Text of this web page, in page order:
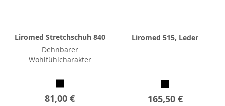
Liromed Stretchschuh 840
Dehnbarer
Wohlfühlcharakter
81,00 €
Liromed 515, Leder
165,50 €